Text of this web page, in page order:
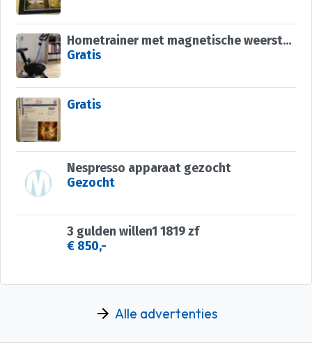
Hometrainer met magnetische weerstand
Gratis
Gratis
Nespresso apparaat gezocht
Gezocht
3 gulden willen1 1819 zf
€ 850,-
Alle advertenties